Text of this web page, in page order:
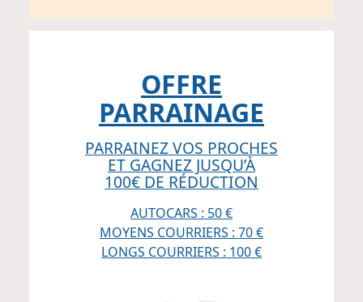
OFFRE
PARRAINAGE
PARRAINEZ VOS PROCHES
ET GAGNEZ JUSQU’À
100€ DE RÉDUCTION
AUTOCARS : 50 €
MOYENS COURRIERS : 70 €
LONGS COURRIERS : 100 €